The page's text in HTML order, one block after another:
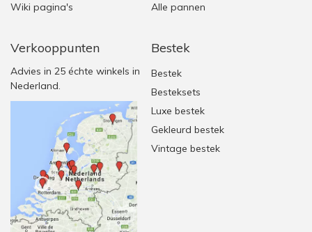
Wiki pagina's
Verkooppunten
Advies in 25 échte winkels in
Nederland.
Alle pannen
Bestek
Bestek
Besteksets
Luxe bestek
Gekleurd bestek
Vintage bestek